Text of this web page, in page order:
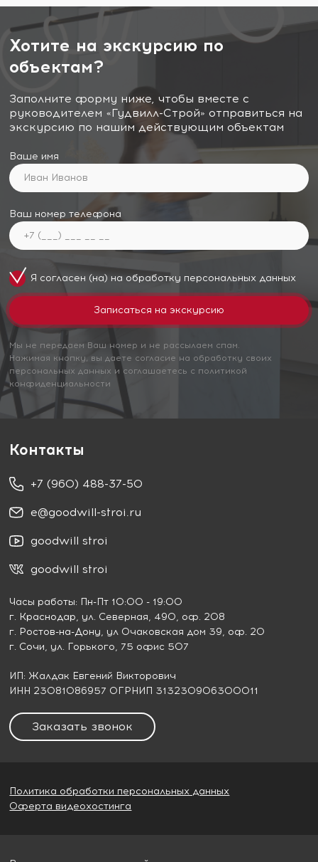
Хотите на экскурсию по
объектам?
Заполните форму ниже, чтобы вместе с
руководителем «Гудвилл-Строй» отправиться на
экскурсию по нашим действующим объектам
Ваше имя
Ваш номер телефона
Я согласен (на) на обработку персональных данных
Мы не передаем Ваш номер и не рассылаем спам.
Нажимая кнопку, вы даете согласие на обработку своих
персональных данных и соглашаетесь с политикой
конфиденциальности
Контакты
+7 (960) 488-37-50
e@goodwill-stroi.ru
goodwill stroi
goodwill stroi
Часы работы: Пн-Пт 10:00 - 19:00
г. Краснодар, ул. Северная, 490, оф. 208
г. Ростов-на-Дону, ул Очаковская дом 39, оф. 20
г. Сочи, ул. Горького, 75 офис 507
ИП: Жалдак Евгений Викторович
ИНН 23081086957 ОГРНИП 313230906300011
Заказать звонок
Политика обработки персональных данных
Оферта видеохостинга